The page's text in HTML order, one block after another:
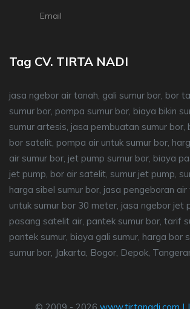
Email
Tag CV. TIRTA NADI
jasa ngebor air tanah, gali sumur bor, bor
sumur bor, pompa sumur bor, biaya bikin
sumur artesis, jasa pembuatan sumur bor,
bor satelit, pompa air untuk sumur bor,
air sumur bor, jet pump sumur bor, biaya
jet pump, bor air satelit, sumur jet pump,
harga sibel sumur bor, jasa pengeboran
untuk sumur bor 30 meter, jasa ngebor jet
pasang satelit air, pantek sumur bor, tarif
pantek sumur, biaya gali sumur, harga bor
sumur bor, Jakarta, Bogor, Depok,